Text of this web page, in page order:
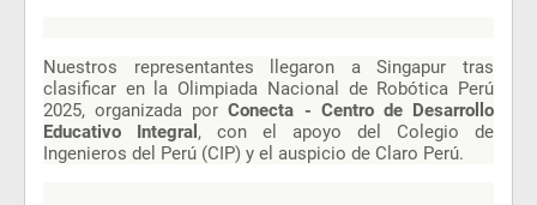
Nuestros representantes llegaron a Singapur tras
clasificar en la Olimpiada Nacional de Robótica Perú
2025, organizada porConecta - Centro de Desarrollo
Educativo Integral , con el apoyo del Colegio de
Ingenieros del Perú (CIP) y el auspicio de Claro Perú.